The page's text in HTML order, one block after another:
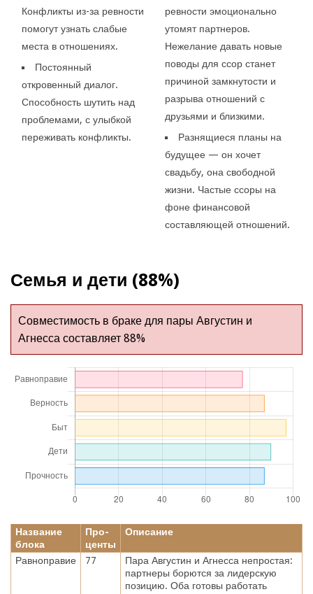
Конфликты из-за ревности
помогут узнать слабые
места в отношениях.
Постоянный
откровенный диалог.
Способность шутить над
проблемами, с улыбкой
переживать конфликты.
ревности эмоционально
утомят партнеров.
Нежелание давать новые
поводы для ссор станет
причиной замкнутости и
разрыва отношений с
друзьями и близкими.
Разнящиеся планы на
будущее — он хочет
свадьбу, она свободной
жизни. Частые ссоры на
фоне финансовой
составляющей отношений.
Семья и дети (88%)
Совместимость в браке для пары Августин и
Агнесса составляет 88%
Название
блока
Про-
центы
Описание
Равноправие 77
Пара Августин и Агнесса непростая:
партнеры борются за лидерскую
позицию. Оба готовы работать